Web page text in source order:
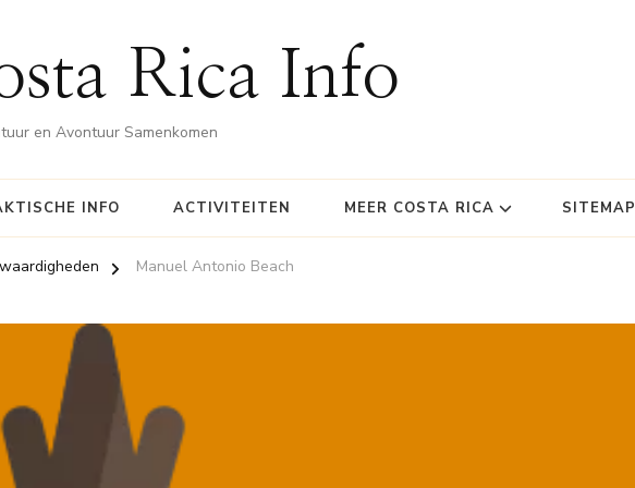
Rica Info
en Avontuur Samenkomen
INFO ACTIVITEITEN MEER COSTA RICA SITEMAP
Manuel Antonio Beach